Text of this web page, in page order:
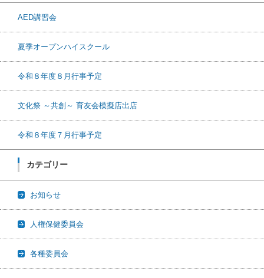
AED講習会
夏季オープンハイスクール
令和８年度８月行事予定
文化祭 ～共創～ 育友会模擬店出店
令和８年度７月行事予定
カテゴリー
お知らせ
人権保健委員会
各種委員会